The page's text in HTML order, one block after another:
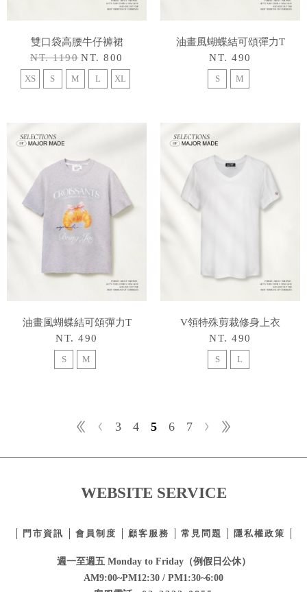
雙口袋高腰牛仔褲裙
NT. 1190 NT. 800
XS S M L XL
油畫風蝴蝶結可頌彈力T
NT. 490
S M
油畫風蝴蝶結可頌彈力T
NT. 490
S M
V領特殊剪裁修身上衣
NT. 490
S L
3 4 5 6 7
WEBSITE SERVICE
門市資訊 會員制度 顧客服務 常見問題 隱私權政策
週一至週五 Monday to Friday（例假日公休）
AM9:00~PM12:30 / PM1:30~6:00